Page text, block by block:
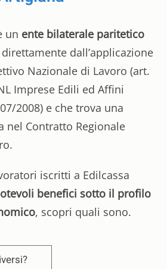
un ente bilaterale paritetico
dall’applicazione
Nazionale di Lavoro (art.
Imprese Edili ed Affini
2008) e che trova una
nel Contratto Regionale
iscritti a Edilcassa
benefici sotto il profilo
, scopri quali sono.